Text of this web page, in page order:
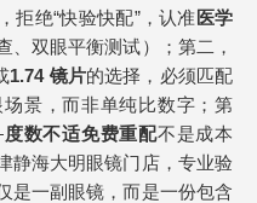
拒绝“快验快配”，认准医学
、双眼平衡测试）；第二，
1.74 镜片的选择，必须匹配
景，而非单纯比数字；第
度数不适免费重配不是成本
静海大明眼镜门店，专业验
是一副眼镜，而是一份包含